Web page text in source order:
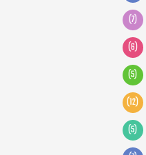
(7)
(6)
(5)
(12)
(5)